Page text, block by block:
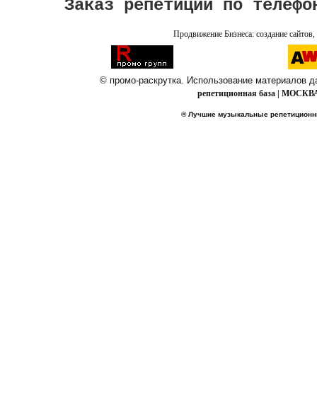
Заказ репетиций по
Продвижение Бизнеса: создание
© промо-раскрутка. Использование материалов
репетиционная база |
® Лучшие музыкальные